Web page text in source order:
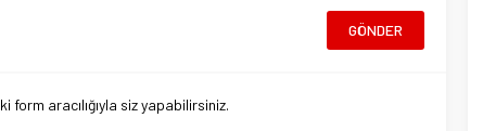
form aracılığıyla siz yapabilirsiniz.